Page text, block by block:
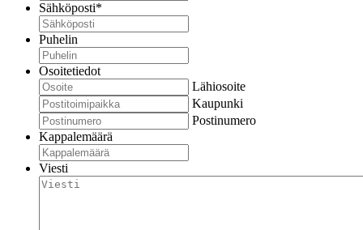
Sähköposti*
Puhelin
Osoitetiedot
Lähiosoite
Kaupunki
Postinumero
Kappalemäärä
Viesti